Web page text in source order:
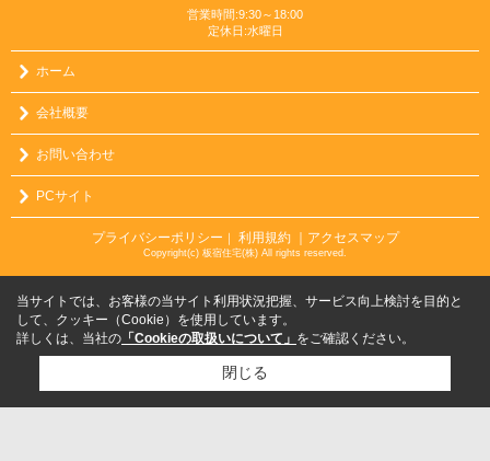
営業時間:9:30～18:00
定休日:水曜日
ホーム
会社概要
お問い合わせ
PCサイト
プライバシーポリシー ｜ 利用規約 ｜アクセスマップ
Copyright(c) 板宿住宅(株) All rights reserved.
当サイトでは、お客様の当サイト利用状況把握、サービス向上検討を目的と
して、クッキー（Cookie）を使用しています。
詳しくは、当社の 「Cookieの取扱いについて」 をご確認ください。
閉じる